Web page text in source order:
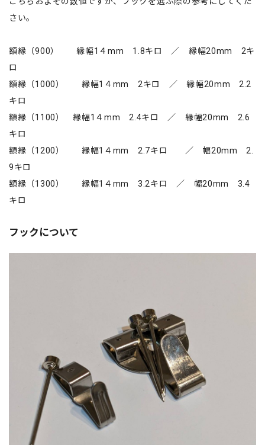
さい。
額縁（900） 縁幅1４mm 1.8キロ ／ 縁幅20mm 2キ
ロ
額縁（1000） 縁幅1４mm 2キロ ／ 縁幅20mm 2.2
キロ
額縁（1100） 縁幅1４mm 2.4キロ ／ 縁幅20mm 2.6
キロ
額縁（1200） 縁幅1４mm 2.7キロ ／ 幅20mm 2.
9キロ
額縁（1300） 縁幅1４mm 3.2キロ ／ 幅20mm 3.4
キロ
フックについて